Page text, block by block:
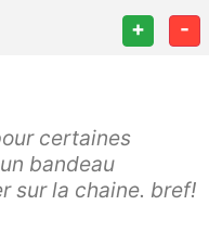
+ -
certaines
bandeau
sur la chaine. bref!